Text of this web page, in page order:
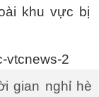
khu vực bị
gian nghỉ hè